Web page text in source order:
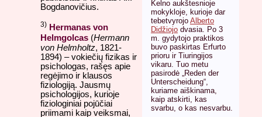
Kelno aukštesnioje
mokykloje, kurioje dar
tebetvyrojo Alberto
Didžiojo dvasia. Po 3
m. gydytojo praktikos
buvo paskirtas Erfurto
prioru ir Tiuringijos
vikaru. Tuo metu
pasirodė „Reden der
Unterscheidung“,
kuriame aiškinama,
kaip atskirti, kas
svarbu, o kas nesvarbu.
Bogdanovičius.
3) Hermanas von
Helmgolcas (Hermann
von Helmholtz, 1821-
1894) – vokiečių fizikas ir
psichologas, rašęs apie
regėjimo ir klausos
fiziologiją. Jausmų
psichologijos, kurioje
fiziologiniai pojūčiai
priimami kaip veiksmai,